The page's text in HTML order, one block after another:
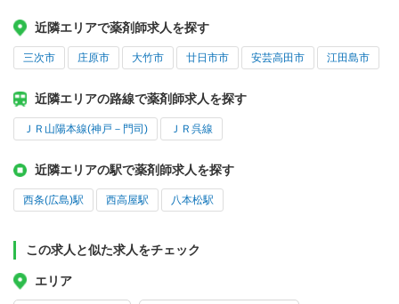
近隣エリアで薬剤師求人を探す
三次市 庄原市 大竹市 廿日市市 安芸高田市 江田島市
近隣エリアの路線で薬剤師求人を探す
ＪＲ山陽本線(神戸－門司) ＪＲ呉線
近隣エリアの駅で薬剤師求人を探す
西条(広島)駅 西高屋駅 八本松駅
この求人と似た求人をチェック
エリア